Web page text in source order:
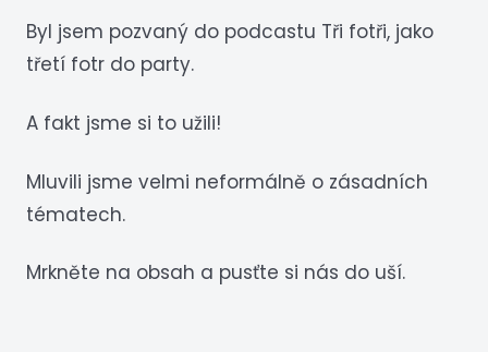
Byl jsem pozvaný do podcastu Tři fotři, jako
třetí fotr do party.
A fakt jsme si to užili!
Mluvili jsme velmi neformálně o zásadních
tématech.
Mrkněte na obsah a pusťte si nás do uší.